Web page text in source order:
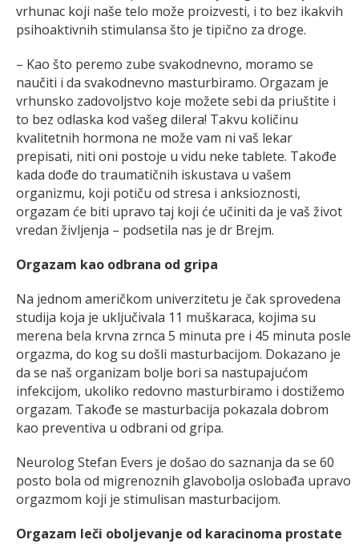
vrhunac koji naše telo može proizvesti, i to bez ikakvih
psihoaktivnih stimulansa što je tipično za droge.
– Kao što peremo zube svakodnevno, moramo se
naučiti i da svakodnevno masturbiramo. Orgazam je
vrhunsko zadovoljstvo koje možete sebi da priuštite i
to bez odlaska kod vašeg dilera! Takvu količinu
kvalitetnih hormona ne može vam ni vaš lekar
prepisati, niti oni postoje u vidu neke tablete. Takođe
kada dođe do traumatičnih iskustava u vašem
organizmu, koji potiču od stresa i anksioznosti,
orgazam će biti upravo taj koji će učiniti da je vaš život
vredan življenja – podsetila nas je dr Brejm.
Orgazam kao odbrana od gripa
Na jednom američkom univerzitetu je čak sprovedena
studija koja je uključivala 11 muškaraca, kojima su
merena bela krvna zrnca 5 minuta pre i 45 minuta posle
orgazma, do kog su došli masturbacijom. Dokazano je
da se naš organizam bolje bori sa nastupajućom
infekcijom, ukoliko redovno masturbiramo i dostižemo
orgazam. Takođe se masturbacija pokazala dobrom
kao preventiva u odbrani od gripa.
Neurolog Stefan Evers je došao do saznanja da se 60
posto bola od migrenoznih glavobolja oslobađa upravo
orgazmom koji je stimulisan masturbacijom.
Orgazam leči oboljevanje od karacinoma prostate